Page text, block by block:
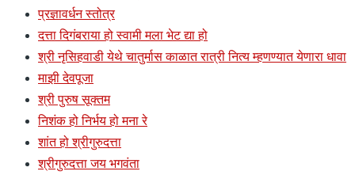
प्रज्ञावर्धन स्तोत्र
दत्ता दिगंबराया हो स्वामी मला भेट द्या हो
श्री नृसिहवाडी येथे चातुर्मास काळात रात्री नित्य म्हणण्यात येणारा धावा
माझी देवपूजा
श्री पुरुष सूक्तम
निशंक हो निर्भय हो मना रे
शांत हो श्रीगुरुदत्ता
श्रीगुरुदत्ता जय भगवंता